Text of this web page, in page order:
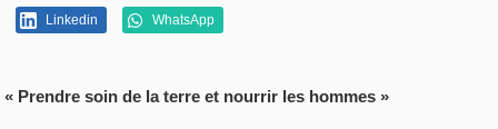
Linkedin WhatsApp
« Prendre soin de la terre et nourrir les hommes »